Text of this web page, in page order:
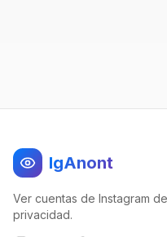
IgAnont
Ver cuentas de Instagram
privacidad.